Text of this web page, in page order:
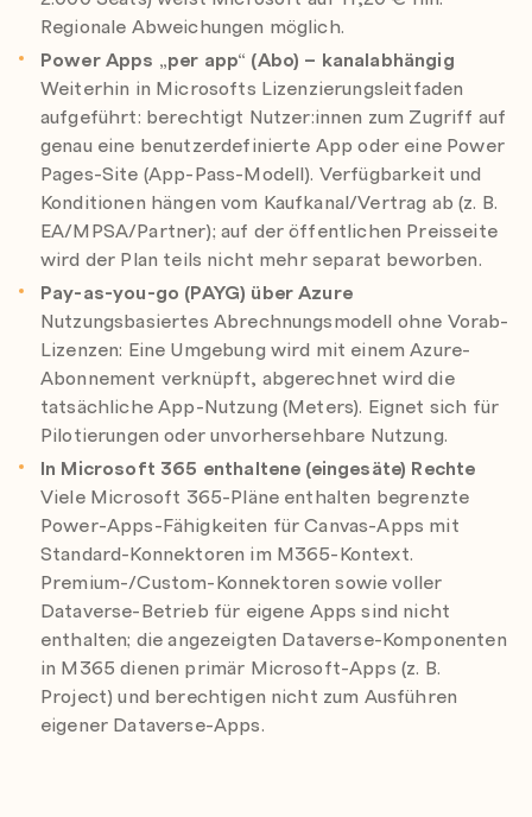
Regionale Abweichungen möglich.
Power Apps „per app“ (Abo) – kanalabhängig
Weiterhin in Microsofts Lizenzierungsleitfaden
aufgeführt: berechtigt Nutzer:innen zum Zugriff auf
genau eine benutzerdefinierte App oder eine Power
Pages-Site (App-Pass-Modell). Verfügbarkeit und
Konditionen hängen vom Kaufkanal/Vertrag ab (z. B.
EA/MPSA/Partner); auf der öffentlichen Preisseite
wird der Plan teils nicht mehr separat beworben.
Pay-as-you-go (PAYG) über Azure
Nutzungsbasiertes Abrechnungsmodell ohne Vorab-
Lizenzen: Eine Umgebung wird mit einem Azure-
Abonnement verknüpft, abgerechnet wird die
tatsächliche App-Nutzung (Meters). Eignet sich für
Pilotierungen oder unvorhersehbare Nutzung.
In Microsoft 365 enthaltene (eingesäte) Rechte
Viele Microsoft 365-Pläne enthalten begrenzte
Power-Apps-Fähigkeiten für Canvas-Apps mit
Standard-Konnektoren im M365-Kontext.
Premium-/Custom-Konnektoren sowie voller
Dataverse-Betrieb für eigene Apps sind nicht
enthalten; die angezeigten Dataverse-Komponenten
in M365 dienen primär Microsoft-Apps (z. B.
Project) und berechtigen nicht zum Ausführen
eigener Dataverse-Apps.